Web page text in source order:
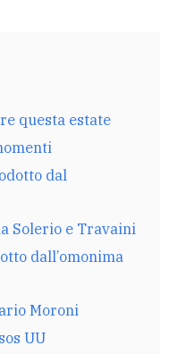
questa estate
dal
Solerio e Travaini
dall’omonima
Moroni
UU